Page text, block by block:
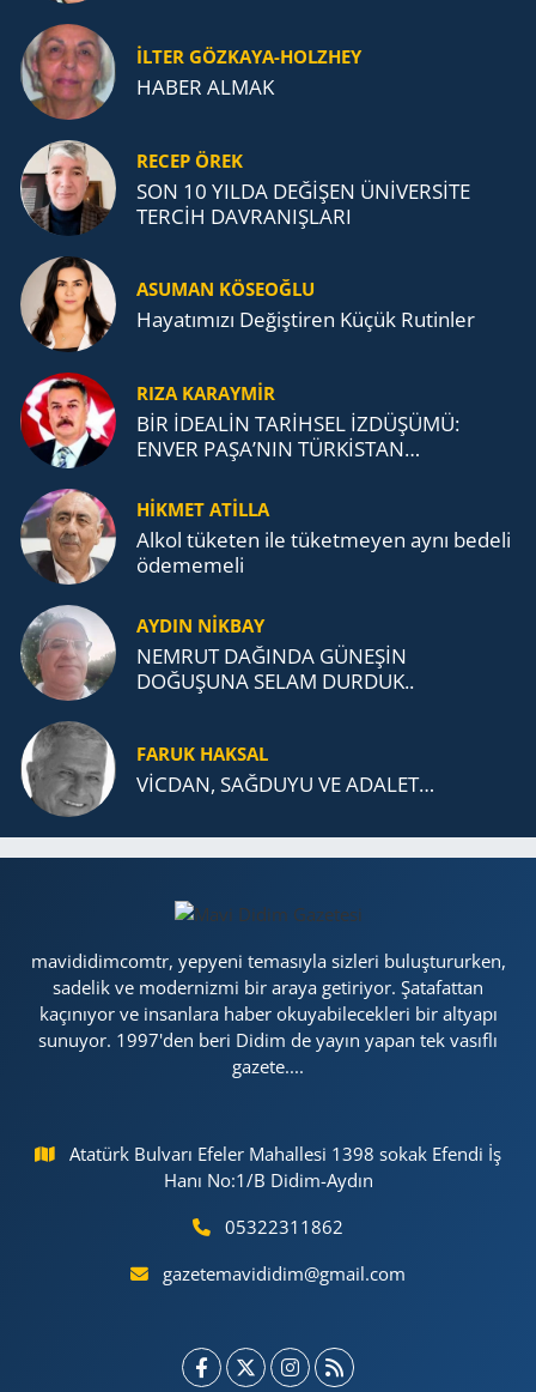
İLTER GÖZKAYA-HOLZHEY
HABER ALMAK
RECEP ÖREK
SON 10 YILDA DEĞİŞEN ÜNİVERSİTE
TERCİH DAVRANIŞLARI
ASUMAN KÖSEOĞLU
Ha­ya­tı­mı­zı De­ğiş­ti­ren Küçük Ru­tin­ler
RIZA KARAYMIR
BİR İDEALİN TARİHSEL İZDÜŞÜMÜ:
ENVER PAŞA’NIN TÜRKİSTAN
TEŞKİLATI’NA UZANAN MİRASI
HİKMET ATİLLA
Alkol tü­ke­ten ile tü­ket­me­yen aynı be­de­li
öde­me­me­li
AYDIN NİKBAY
NEMRUT DAĞINDA GÜNEŞİN
DOĞUŞUNA SELAM DURDUK..
FARUK HAKSAL
VİCDAN, SAĞ­DU­YU VE ADA­LET…
mavididimcomtr, yepyeni temasıyla sizleri buluştururken,
sadelik ve modernizmi bir araya getiriyor. Şatafattan
kaçınıyor ve insanlara haber okuyabilecekleri bir altyapı
sunuyor. 1997'den beri Didim de yayın yapan tek vasıflı
gazete....
Atatürk Bulvarı Efeler Mahallesi 1398 sokak Efendi İş
Hanı No:1/B Didim-Aydın
05322311862
gazetemavididim@gmail.com